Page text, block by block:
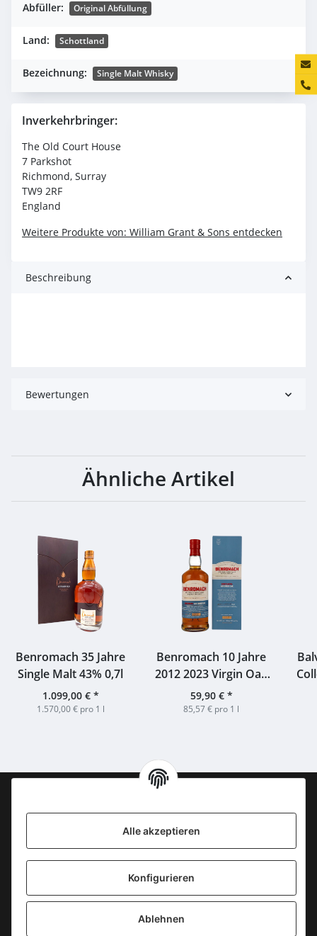
Alle akzeptieren
Konfigurieren
Ablehnen
Abfüller: Original Abfüllung
Land: Schottland
Bezeichnung: Single Malt Whisky
Inverkehrbringer:
The Old Court House
7 Parkshot
Richmond, Surray
TW9 2RF
England
Weitere Produkte von: William Grant & Sons entdecken
Beschreibung
Bewertungen
Ähnliche Artikel
Benromach 35 Jahre
Single Malt 43% 0,7l
1.099,00 € *
1.570,00 € pro 1 l
Benromach 10 Jahre
2012 2023 Virgin Oak
Air Dried 46% 0,7l
59,90 € *
85,57 € pro 1 l
SICHERE ZAHLUNGSWEISEN